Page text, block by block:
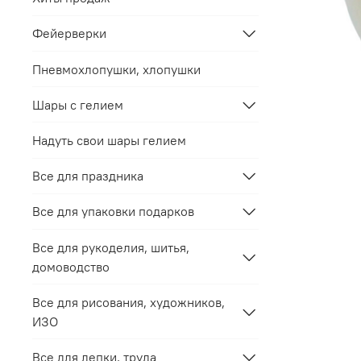
Фейерверки
Пневмохлопушки, хлопушки
Шары с гелием
Надуть свои шары гелием
Все для праздника
Все для упаковки подарков
Все для рукоделия, шитья,
домоводство
Все для рисования, художников,
ИЗО
Все для лепки, труда